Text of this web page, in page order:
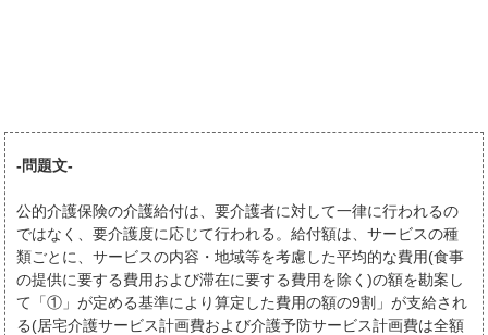
-問題文-
公的介護保険の介護給付は、要介護者に対して一律に行われるの
ではなく、要介護度に応じて行われる。給付額は、サービスの種
類ごとに、サービスの内容・地域等を考慮した平均的な費用(食事
の提供に要する費用および滞在に要する費用を除く)の額を勘案し
て「①」が定める基準により算定した費用の額の9割」が支給され
る(居宅介護サービス計画費および介護予防サービス計画費は全額